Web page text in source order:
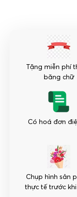
Cao
lượng
Tặng miễn phí
băng chữ
Có hoá đơn
Chụp hình sản
thực tế trước